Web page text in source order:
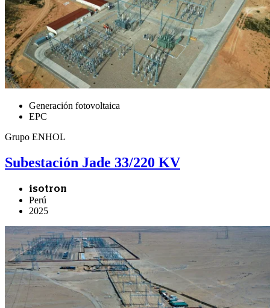
Generación fotovoltaica
EPC
Grupo ENHOL
Subestación Jade 33/220 KV
isotron
Perú
2025